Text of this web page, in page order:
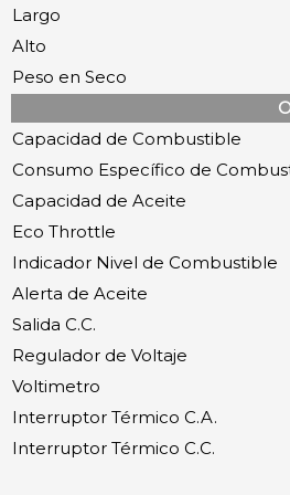
Largo
Alto
Peso en Seco
Capacidad de Combustible
Consumo Específico de
Capacidad de Aceite
Eco Throttle
Indicador Nivel de Combustible
Alerta de Aceite
Salida C.C.
Regulador de Voltaje
Voltimetro
Interruptor Térmico C.A.
Interruptor Térmico C.C.